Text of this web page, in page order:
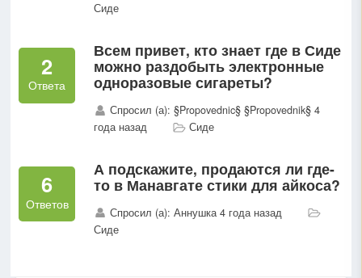
Сиде
2
Ответа
Всем привет, кто знает где в Сиде
можно раздобыть электронные
одноразовые сигареты?
Спросил (а): §Propovednic§ §Propovednik§ 4
года назад
Сиде
6
Ответов
А подскажите, продаются ли где-
то в Манавгате стики для айкоса?
Спросил (а): Аннушка 4 года назад
Сиде